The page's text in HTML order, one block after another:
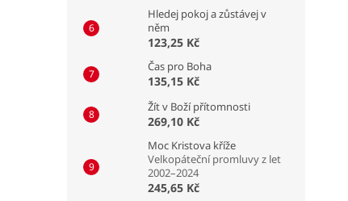
Hledej pokoj a zůstávej v
něm
123,25 Kč
Čas pro Boha
135,15 Kč
Žít v Boží přítomnosti
269,10 Kč
Moc Kristova kříže
Velkopáteční promluvy z let
2002–2024
245,65 Kč